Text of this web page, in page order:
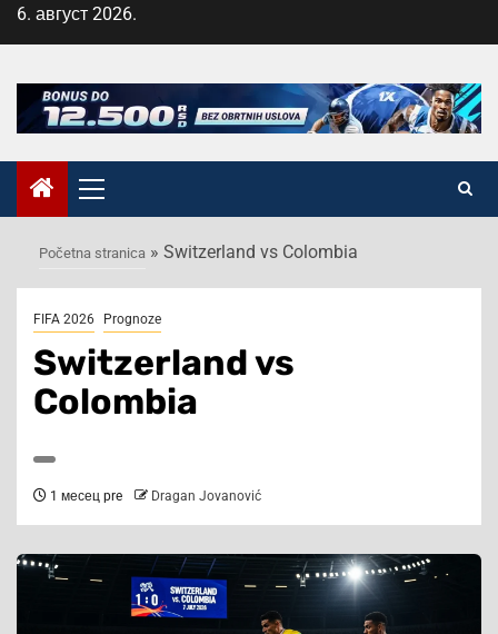
Skip6. август 2026.
Primary
Menu
Početna stranica » Switzerland vs Colombia
FIFA 2026 Prognoze
Switzerland vs
Colombia
1 месец pre Dragan Jovanović